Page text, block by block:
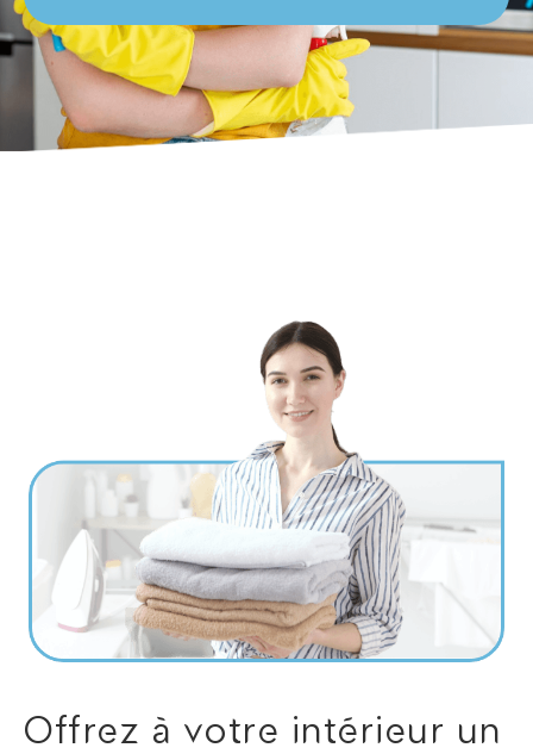
Offrez à votre intérieur un
Ville*
Jardinage
Petits travaux de bricolage
Autres services
Informations supplémentaires du besoin